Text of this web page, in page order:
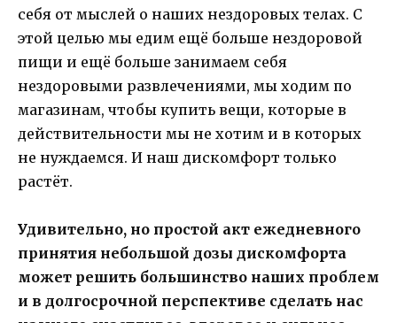
себя от мыслей о наших нездоровых телах. С
этой целью мы едим ещё больше нездоровой
пищи и ещё больше занимаем себя
нездоровыми развлечениями, мы ходим по
магазинам, чтобы купить вещи, которые в
действительности мы не хотим и в которых
не нуждаемся. И наш дискомфорт только
растёт.
Удивительно, но простой акт ежедневного
принятия небольшой дозы дискомфорта
может решить большинство наших проблем
и в долгосрочной перспективе сделать нас